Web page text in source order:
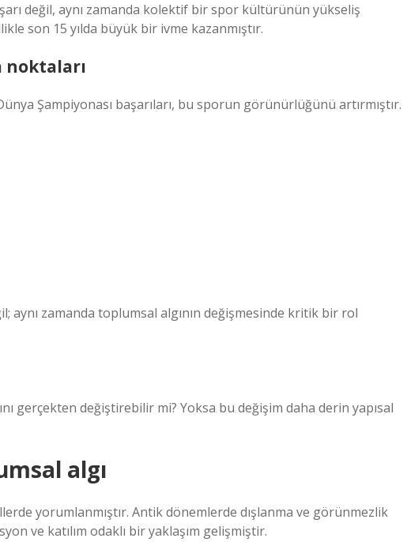
değil, aynı zamanda kolektif bir spor kültürünün yükseliş
son 15 yılda büyük bir ivme kazanmıştır.
noktaları
Şampiyonası başarıları, bu sporun görünürlüğünü artırmıştır.
aynı zamanda toplumsal algının değişmesinde kritik bir rol
gerçekten değiştirebilir mi? Yoksa bu değişim daha derin yapısal
algı
yorumlanmıştır. Antik dönemlerde dışlanma ve görünmezlik
ve katılım odaklı bir yaklaşım gelişmiştir.